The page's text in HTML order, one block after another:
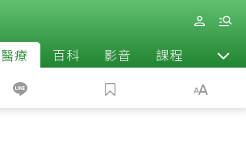
醫療 百科 影音 課程 退休